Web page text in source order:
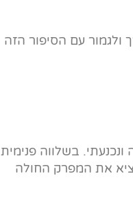
ולגמור עם הסיפור הזה
בשלווה פנימית
את המפרק החולה